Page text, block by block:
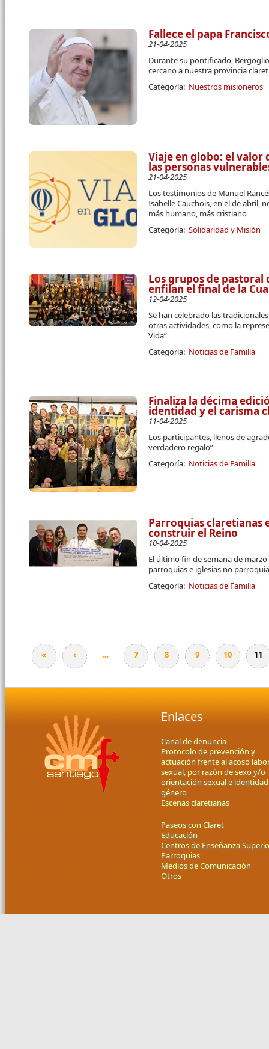
Fallece el papa
21-04-2025
Durante su pontificado,
cercano a nuestra provincia
Categoría: Nuestros misioneros
Viaje en globo: el valor
las personas
21-04-2025
Los testimonios de Manuel
Isabelle Cauchois, en el de abril,
más humano, más cristiano
Categoría: Solidaridad y Misión
Los grupos de
enfilan el final de la
12-04-2025
Se han celebrado las
otras actividades, como la
Vida”
Categoría: Noticias de Familia
Finaliza la décima
identidad y el carisma
11-04-2025
Los participantes, llenos de
verdadero regalo”
Categoría: Noticias de Familia
Parroquias claretianas
construir el Reino
10-04-2025
El último fin de semana de
parroquias e iglesias no
Categoría: Noticias de Familia
Páginas
« ‹ … 7 8 9 10 11
Enlaces
Canal de denuncia
Protocolo de prevención y
actuación frente al acoso
sexual, por razón de sexo y/o
orientación sexual e
género
Escenas claretianas
Paseos con Claret
Educación
Centros de Enseñanza
Parroquias
Medios de Comunicación
Otros